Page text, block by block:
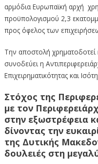
αρμόδια Ευρωπαϊκή αρχή
προϋπολογισμού 2,3
προς όφελος των
Την αποστολή χρηματοδοτεί
συνοδεύει η
Επιχειρηματικότητας και
Στόχος της
με τον
στην εξωστρέφεια
δίνοντας την
της Δυτικής
δουλειές στη